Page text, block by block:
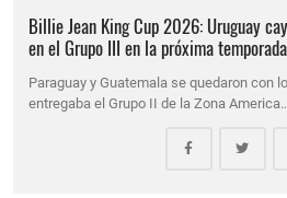
Billie Jean King Cup 2026: Uruguay
en el Grupo III en la próxima temporada
Paraguay y Guatemala se quedaron con
entregaba el Grupo II de la Zona